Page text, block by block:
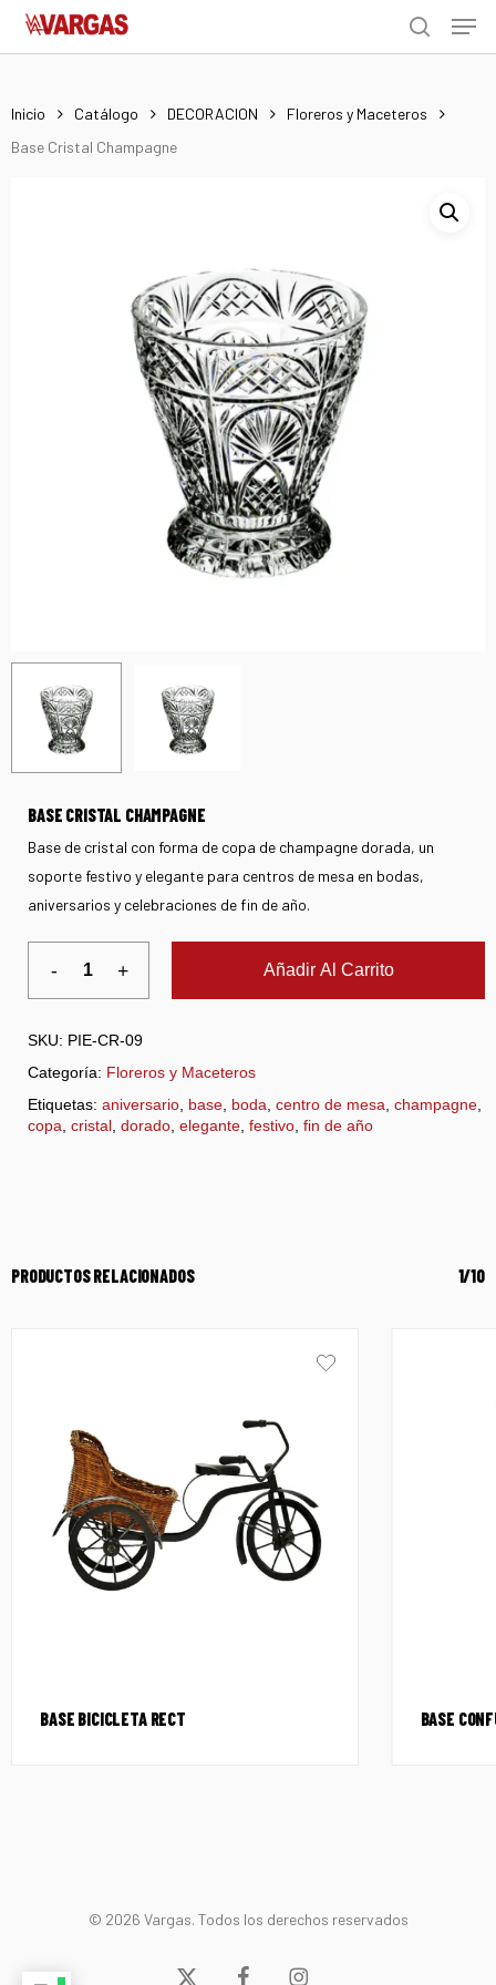
Skip
search
Menu
Inicio Catálogo DECORACION
Floreros y Maceteros
Base Cristal Champagne
BASE CRISTAL CHAMPAGNE
Base de cristal con forma de copa de champagne dorada, un
soporte festivo y elegante para centros de mesa en bodas,
aniversarios y celebraciones de fin de año.
Añadir Al Carrito
SKU: PIE-CR-09
Categoría: Floreros y Maceteros
Etiquetas: aniversario base boda centro de mesa champagne
copa cristal dorado elegante festivo fin de año
PRODUCTOS RELACIONADOS 1/10
BASE BICICLETA RECT BASE
© 2026 Vargas. Todos los derechos reservados
x- facebookinstagram